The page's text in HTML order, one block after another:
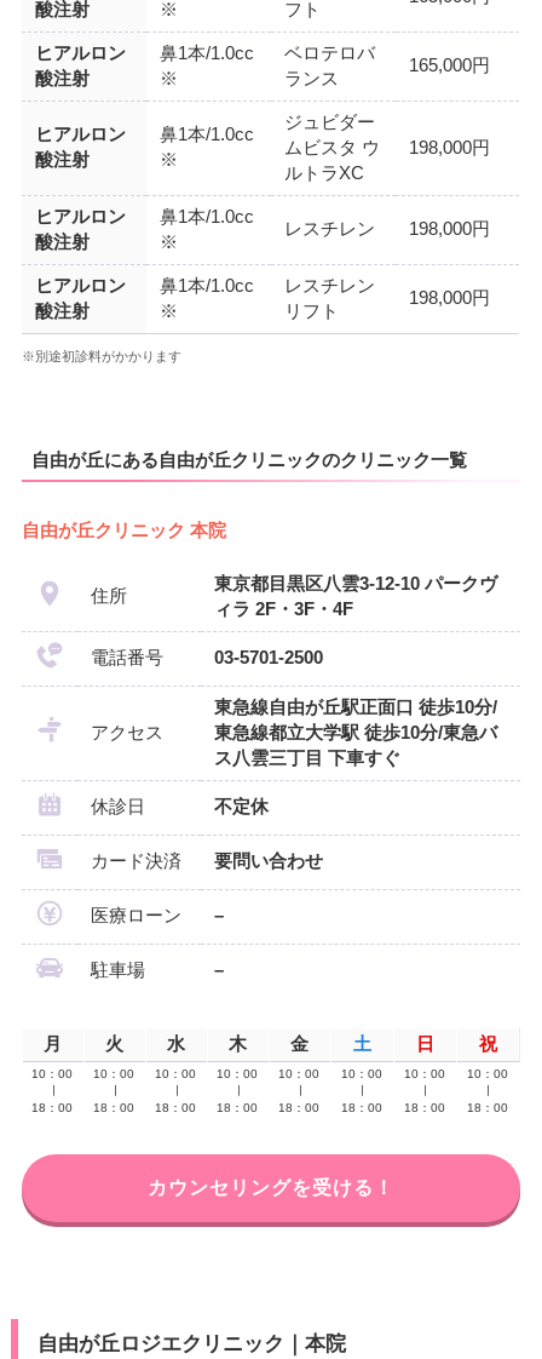
酸注射 ※ フト
ヒアルロン
酸注射
鼻1本/1.0cc
※
ベロテロバ
ランス
165,000円
ヒアルロン
酸注射
鼻1本/1.0cc
※
ジュビダー
ムビスタ ウ
ルトラXC
198,000円
ヒアルロン
酸注射
鼻1本/1.0cc
※
レスチレン 198,000円
ヒアルロン
酸注射
鼻1本/1.0cc
※
レスチレン
リフト
198,000円
※別途初診料がかかります
自由が丘にある自由が丘クリニックのクリニック一覧
自由が丘クリニック 本院
住所
東京都目黒区八雲3-12-10 パークヴ
ィラ 2F・3F・4F
電話番号 03-5701-2500
アクセス
東急線自由が丘駅正面口 徒歩10分/
東急線都立大学駅 徒歩10分/東急バ
ス八雲三丁目 下車すぐ
休診日 不定休
カード決済 要問い合わせ
医療ローン –
駐車場 –
月 火 水 木 金 土 日 祝
10：00
18：00
10：00
18：00
10：00
18：00
10：00
18：00
10：00
18：00
10：00
18：00
10：00
18：00
10：00
18：00
カウンセリングを受ける！
自由が丘ロジエクリニック｜本院